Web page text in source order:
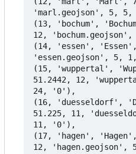
'marl.geojson', 5,
(13, 'bochum',
12,
(14, 'essen',
'essen.geojson', 5,
(15, 'wuppertal',
51.2442, 12,
24, '0'),
(16, 'duesseldorf',
51.225, 11,
11, '0'),
(17, 'hagen',
12,